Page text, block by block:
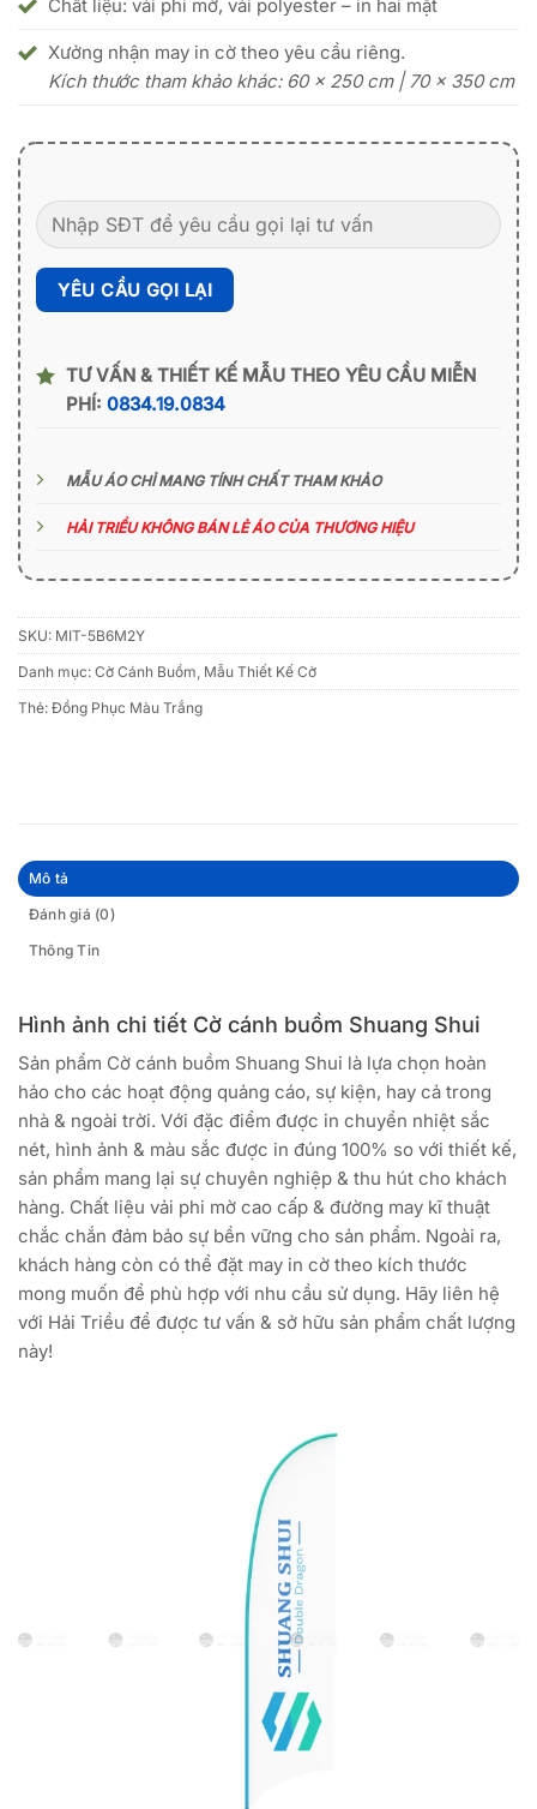
Chất liệu: vải phi mờ, vải polyester – in hai mặt
Xưởng nhận may in cờ theo yêu cầu riêng.
Kích thước tham khảo khác: 60 x 250 cm | 70 x 350 cm
TƯ VẤN & THIẾT KẾ MẪU THEO YÊU CẦU MIỄN
PHÍ: 0834.19.0834
MẪU ÁO CHỈ MANG TÍNH CHẤT THAM KHẢO
HẢI TRIỀU KHÔNG BÁN LẺ ÁO CỦA THƯƠNG HIỆU
SKU: MIT-5B6M2Y
Danh mục: Cờ Cánh Buồm Mẫu Thiết Kế Cờ
Thẻ: Đồng Phục Màu Trắng
Mô tả
Đánh giá (0)
Thông Tin
Hình ảnh chi tiết Cờ cánh buồm Shuang Shui
Sản phẩm Cờ cánh buồm Shuang Shui là lựa chọn hoàn
hảo cho các hoạt động quảng cáo, sự kiện, hay cả trong
nhà & ngoài trời. Với đặc điểm được in chuyển nhiệt sắc
nét, hình ảnh & màu sắc được in đúng 100% so với thiết kế,
sản phẩm mang lại sự chuyên nghiệp & thu hút cho khách
hàng. Chất liệu vải phi mờ cao cấp & đường may kĩ thuật
chắc chắn đảm bảo sự bền vững cho sản phẩm. Ngoài ra,
khách hàng còn có thể đặt may in cờ theo kích thước
mong muốn để phù hợp với nhu cầu sử dụng. Hãy liên hệ
với Hải Triều để được tư vấn & sở hữu sản phẩm chất lượng
này!